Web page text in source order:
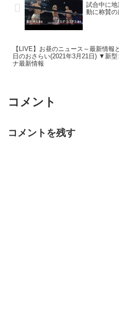
試合中に
動に称賛の
【LIVE】お昼のニュース～最新情報
日のおさらい(2021年3月21日) ▼新型
ナ最新情報
コメント
コメントを残す